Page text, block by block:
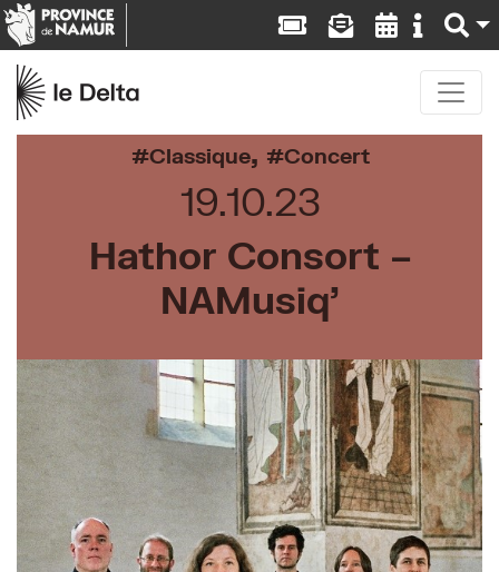
Classique, Concert
19.10.23
Hathor Consort –
NAMusiq’